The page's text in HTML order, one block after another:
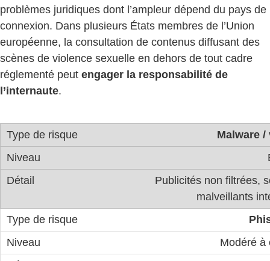
problèmes juridiques dont l’ampleur dépend du pays de
connexion. Dans plusieurs États membres de l’Union
européenne, la consultation de contenus diffusant des
scènes de violence sexuelle en dehors de tout cadre
réglementé peut engager la responsabilité de
l’internaute.
Malware /
Publicités non filtrées,
malveillants
Modéré à